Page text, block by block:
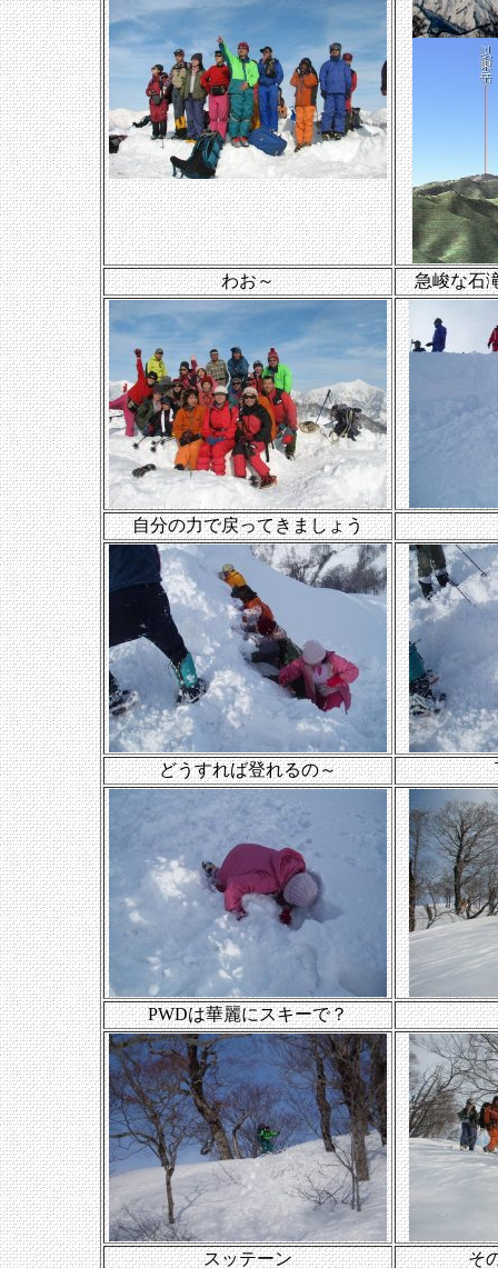
わお～ 急峻な石
自分の力で戻ってきましょう
どうすれば登れるの～
PWDは華麗にスキーで？
スッテーン そ